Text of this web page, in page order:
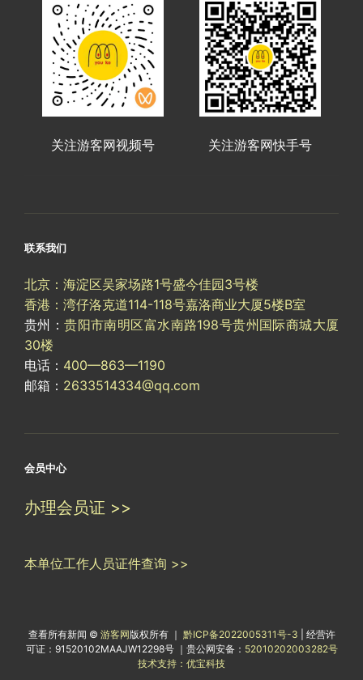
关注游客网视频号 关注游客网快手号
联系我们
北京：海淀区吴家场路1号盛今佳园3号楼
香港：湾仔洛克道114-118号嘉洛商业大厦5楼B室
贵州：贵阳市南明区富水南路198号贵州国际商城大厦
30楼
电话： 400—863—1190
邮箱： 2633514334@qq.com
会员中心
办理会员证 >>
本单位工作人员证件查询 >>
查看所有新闻 © 游客网版权所有 ｜ 黔ICP备2022005311号-3
| 经营许
可证：91520102MAAJW12298号 ｜贵公网安备： 52010202003282号
技术支持：优宝科技